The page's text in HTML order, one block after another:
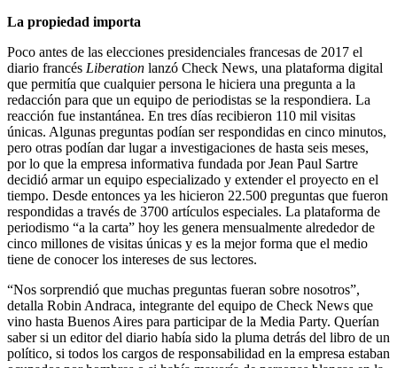
La propiedad importa
Poco antes de las elecciones presidenciales francesas de 2017 el
diario francés Liberation lanzó Check News, una plataforma digital
que permitía que cualquier persona le hiciera una pregunta a la
redacción para que un equipo de periodistas se la respondiera. La
reacción fue instantánea. En tres días recibieron 110 mil visitas
únicas. Algunas preguntas podían ser respondidas en cinco minutos,
pero otras podían dar lugar a investigaciones de hasta seis meses,
por lo que la empresa informativa fundada por Jean Paul Sartre
decidió armar un equipo especializado y extender el proyecto en el
tiempo. Desde entonces ya les hicieron 22.500 preguntas que fueron
respondidas a través de 3700 artículos especiales. La plataforma de
periodismo “a la carta” hoy les genera mensualmente alrededor de
cinco millones de visitas únicas y es la mejor forma que el medio
tiene de conocer los intereses de sus lectores.
“Nos sorprendió que muchas preguntas fueran sobre nosotros”,
detalla Robin Andraca, integrante del equipo de Check News que
vino hasta Buenos Aires para participar de la Media Party. Querían
saber si un editor del diario había sido la pluma detrás del libro de un
político, si todos los cargos de responsabilidad en la empresa estaban